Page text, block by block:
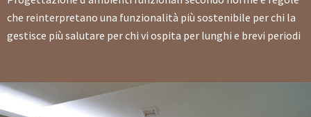
che reinterpretano una funzionalità più sostenibile per chi la
gestisce più salutare per chi vi ospita per lunghi e brevi periodi